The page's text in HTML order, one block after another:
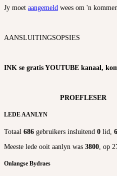
Jy moet aangemeld wees om 'n
AANSLUITINGSOPSIES
INK se gratis YOUTUBE kanaal,
PROEFLESER
LEDE AANLYN
Totaal 686 gebruikers insluitend 0 lid,
Meeste lede ooit aanlyn was 3800 , op
Onlangse Bydraes